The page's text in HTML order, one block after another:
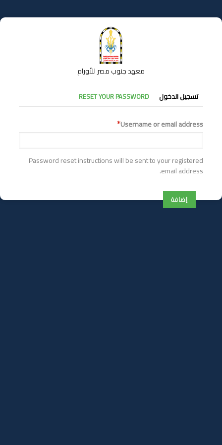
إلى
المحتوى
معهد جنوب مصر للأورام
التبويبات
الأساسية
تسجيل الدخول RESET YOUR PASSWORD
Username or email address
Password reset instructions will be sent to your registered
email address.